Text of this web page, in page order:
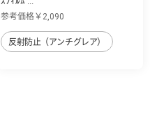
参考価格￥2,090
反射防止（アンチグレア）